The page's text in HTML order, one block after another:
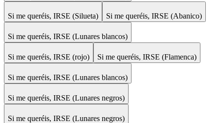
Si me queréis, IRSE (Silueta) Si me queréis, IRSE (Abanico)
Si me queréis, IRSE (Lunares blancos)
Si me queréis, IRSE (rojo) Si me queréis, IRSE (Flamenca)
Si me queréis, IRSE (Lunares blancos)
Si me queréis, IRSE (Lunares negros)
Si me queréis, IRSE (Lunares negros)